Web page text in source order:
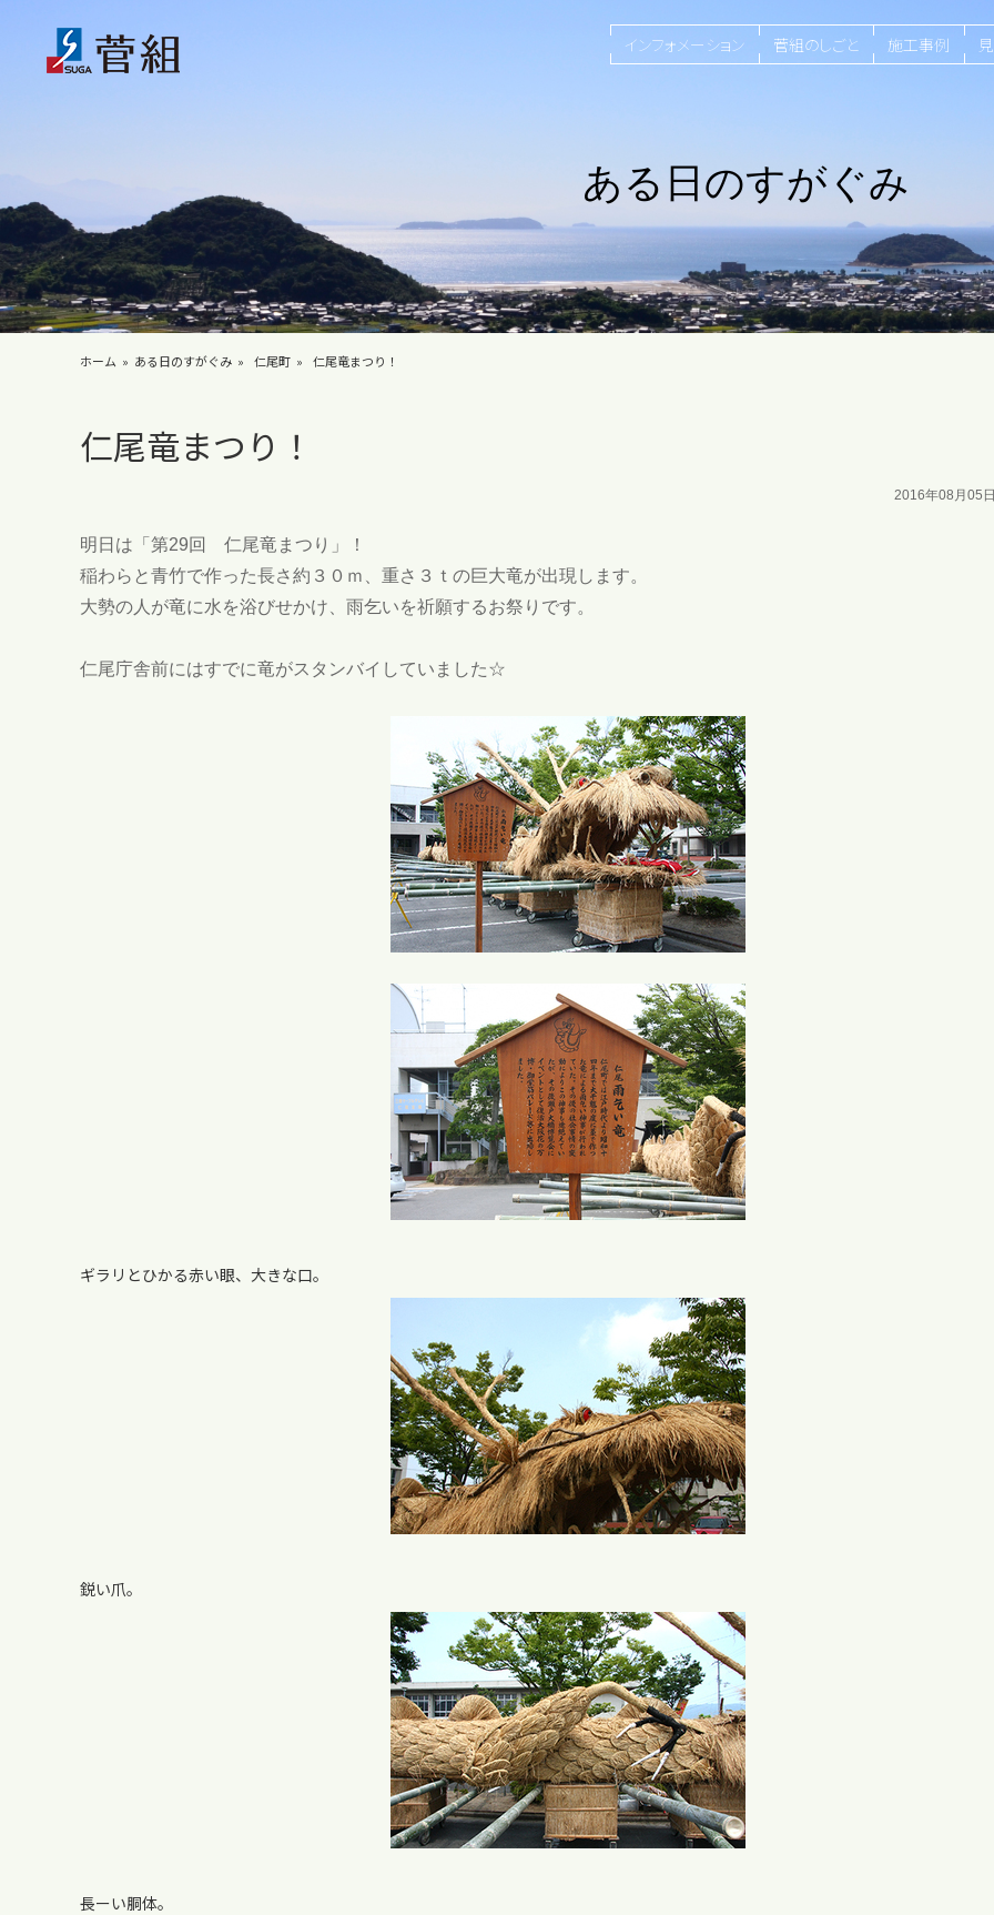
インフォメーション 菅組のしごと 施工事例
ある日のすがぐみ
ホーム ある日のすがぐみ 仁尾町 仁尾竜まつり！
仁尾竜まつり！
2016年08月05
明日は「第29回 仁尾竜まつり」！
稲わらと青竹で作った長さ約３０ｍ、重さ３ｔの巨大竜が出現します。
大勢の人が竜に水を浴びせかけ、雨乞いを祈願するお祭りです。
仁尾庁舎前にはすでに竜がスタンバイしていました☆
ギラリとひかる赤い眼、大きな口。
鋭い爪。
長ーい胴体。